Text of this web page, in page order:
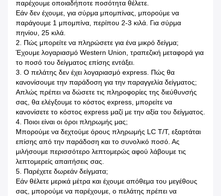
παρέχουμε οποιαδήποτε ποσότητα θέλετε.
Εάν δεν έχουμε, για σύρμα μπομπίνας, μπορούμε να
παράγουμε 1 μπομπίνα, περίπου 2-3 κιλά. Για σύρμα
πηνίου, 25 κιλά.
2. Πώς μπορείτε να πληρώσετε για ένα μικρό δείγμα;
Έχουμε λογαριασμό Western Union, τραπεζική μεταφορά για
το ποσό του δείγματος επίσης εντάξει.
3. Ο πελάτης δεν έχει λογαριασμό express. Πώς θα
κανονίσουμε την παράδοση για την παραγγελία δείγματος;
Απλώς πρέπει να δώσετε τις πληροφορίες της διεύθυνσής
σας, θα ελέγξουμε το κόστος express, μπορείτε να
κανονίσετε το κόστος express μαζί με την αξία του δείγματος.
4. Ποιοι είναι οι όροι πληρωμής μας;
Μπορούμε να δεχτούμε όρους πληρωμής LC T/T, εξαρτάται
επίσης από την παράδοση και το συνολικό ποσό. Ας
μιλήσουμε περισσότερο λεπτομερώς αφού λάβουμε τις
λεπτομερείς απαιτήσεις σας.
5. Παρέχετε δωρεάν δείγματα;
Εάν θέλετε μερικά μέτρα και έχουμε απόθεμα του μεγέθους
σας, μπορούμε να παρέχουμε, ο πελάτης πρέπει να